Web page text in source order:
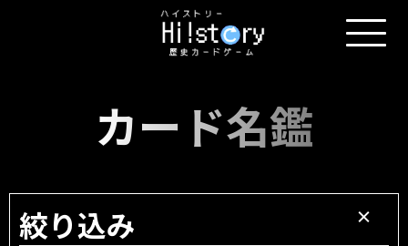
カード名鑑
絞り込み